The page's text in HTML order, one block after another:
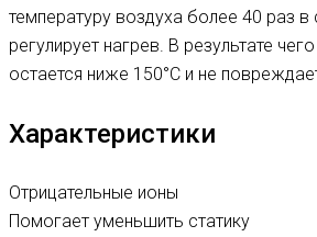
температуру воздуха более 40 раз в
регулирует нагрев. В результате
остается ниже 150°C и не
Характеристики
Отрицательные ионы
Помогает уменьшить статику